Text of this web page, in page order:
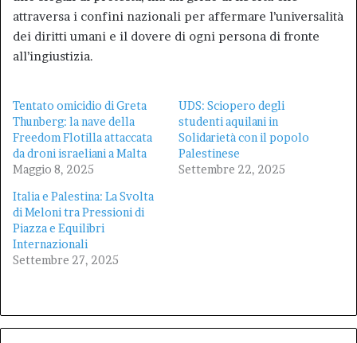
attraversa i confini nazionali per affermare l’universalità
dei diritti umani e il dovere di ogni persona di fronte
all’ingiustizia.
Tentato omicidio di Greta
Thunberg: la nave della
Freedom Flotilla attaccata
da droni israeliani a Malta
Maggio 8, 2025
UDS: Sciopero degli
studenti aquilani in
Solidarietà con il popolo
Palestinese
Settembre 22, 2025
Italia e Palestina: La Svolta
di Meloni tra Pressioni di
Piazza e Equilibri
Internazionali
Settembre 27, 2025